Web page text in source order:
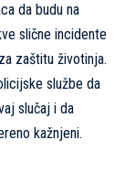
da budu na
slične incidente
zaštitu životinja.
službe da
slučaj i da
kažnjeni.